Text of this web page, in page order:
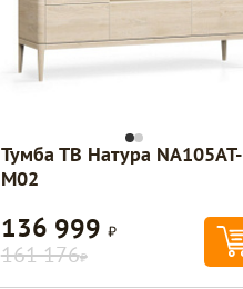
Тумба ТВ Натура NA105AT-
M02
136 999 Р
161 176Р